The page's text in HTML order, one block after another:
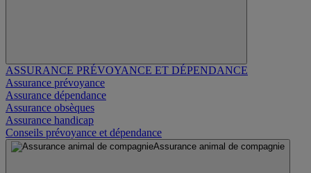
ASSURANCE PRÉVOYANCE ET DÉPENDANCE
Assurance prévoyance
Assurance dépendance
Assurance obsèques
Assurance handicap
Conseils prévoyance et dépendance
Assurance animal de compagnie